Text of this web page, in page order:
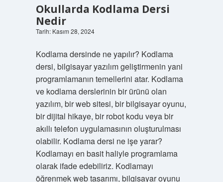
Okullarda Kodlama Dersi
Nedir
Tarih: Kasım 28, 2024
Kodlama dersinde ne yapılır? Kodlama
dersi, bilgisayar yazılım geliştirmenin yani
programlamanın temellerini atar. Kodlama
ve kodlama derslerinin bir ürünü olan
yazılım, bir web sitesi, bir bilgisayar oyunu,
bir dijital hikaye, bir robot kodu veya bir
akıllı telefon uygulamasının oluşturulması
olabilir. Kodlama dersi ne işe yarar?
Kodlamayı en basit haliyle programlama
olarak ifade edebiliriz. Kodlamayı
öğrenmek web tasarımı, bilgisayar oyunu